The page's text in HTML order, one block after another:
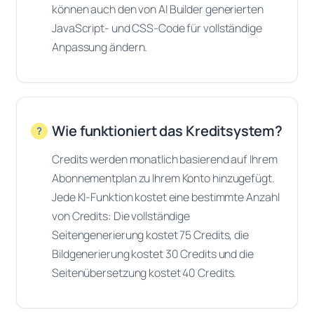
können auch den von AI Builder generierten
JavaScript- und CSS-Code für vollständige
Anpassung ändern.
Wie funktioniert das Kreditsystem?
Credits werden monatlich basierend auf Ihrem
Abonnementplan zu Ihrem Konto hinzugefügt.
Jede KI-Funktion kostet eine bestimmte Anzahl
von Credits: Die vollständige
Seitengenerierung kostet 75 Credits, die
Bildgenerierung kostet 30 Credits und die
Seitenübersetzung kostet 40 Credits.